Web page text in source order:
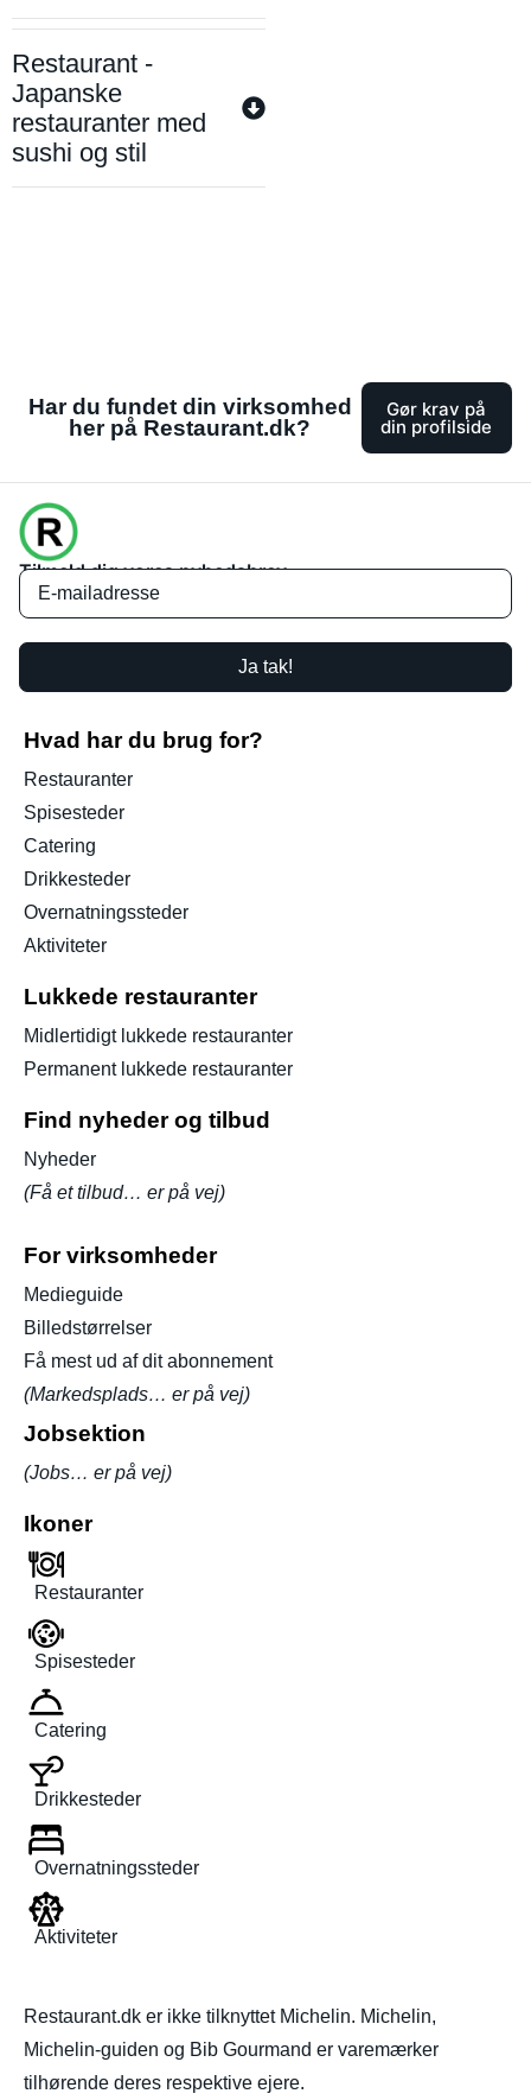
Restaurant -
Japanske
restauranter med
sushi og stil
Har du fundet din virksomhed
her på Restaurant.dk?
Gør krav på
din profilside
Tilmeld dig vores nyhedsbrev
Ja tak!
Hvad har du brug for?
Restauranter
Spisesteder
Catering
Drikkesteder
Overnatningssteder
Aktiviteter
Lukkede restauranter
Midlertidigt lukkede restauranter
Permanent lukkede restauranter
Find nyheder og tilbud
Nyheder
(Få et tilbud… er på vej)
For virksomheder
Medieguide
Billedstørrelser
Få mest ud af dit abonnement
(Markedsplads… er på vej)
Jobsektion
(Jobs… er på vej)
Ikoner
Restauranter
Spisesteder
Catering
Drikkesteder
Overnatningssteder
Aktiviteter
Restaurant.dk er ikke tilknyttet Michelin. Michelin,
Michelin-guiden og Bib Gourmand er varemærker
tilhørende deres respektive ejere.